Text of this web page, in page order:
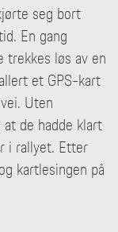
seg bort
En gang
trekkes løs av en
et GPS-kart
Uten
de hadde klart
i rallyet. Etter
kartlesingen på